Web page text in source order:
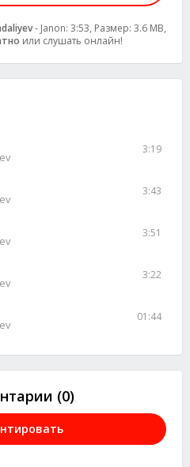
- Janon: 3:53, Размер: 3.6 MB,
или слушать онлайн!
3:19
3:43
3:51
3:22
01:44
(0)